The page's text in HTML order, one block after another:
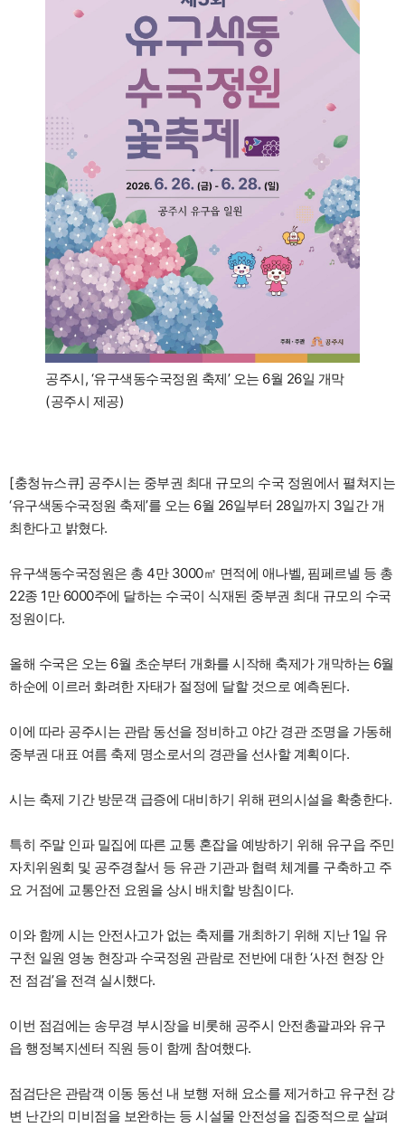
공주시, ‘유구색동수국정원 축제’ 오는 6월 26일 개막
(공주시 제공)
[충청뉴스큐] 공주시는 중부권 최대 규모의 수국 정원에서 펼쳐지는
‘유구색동수국정원 축제’를 오는 6월 26일부터 28일까지 3일간 개
최한다고 밝혔다.
유구색동수국정원은 총 4만 3000㎡ 면적에 애나벨, 핌페르넬 등 총
22종 1만 6000주에 달하는 수국이 식재된 중부권 최대 규모의 수국
정원이다.
올해 수국은 오는 6월 초순부터 개화를 시작해 축제가 개막하는 6월
하순에 이르러 화려한 자태가 절정에 달할 것으로 예측된다.
이에 따라 공주시는 관람 동선을 정비하고 야간 경관 조명을 가동해
중부권 대표 여름 축제 명소로서의 경관을 선사할 계획이다.
시는 축제 기간 방문객 급증에 대비하기 위해 편의시설을 확충한다.
특히 주말 인파 밀집에 따른 교통 혼잡을 예방하기 위해 유구읍 주민
자치위원회 및 공주경찰서 등 유관 기관과 협력 체계를 구축하고 주
요 거점에 교통안전 요원을 상시 배치할 방침이다.
이와 함께 시는 안전사고가 없는 축제를 개최하기 위해 지난 1일 유
구천 일원 영농 현장과 수국정원 관람로 전반에 대한 ‘사전 현장 안
전 점검’을 전격 실시했다.
이번 점검에는 송무경 부시장을 비롯해 공주시 안전총괄과와 유구
읍 행정복지센터 직원 등이 함께 참여했다.
점검단은 관람객 이동 동선 내 보행 저해 요소를 제거하고 유구천 강
변 난간의 미비점을 보완하는 등 시설물 안전성을 집중적으로 살펴